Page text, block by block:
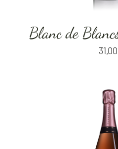
Blanc de
31,00